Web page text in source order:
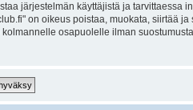
järjestelmän käyttäjistä ja tarvittaessa
on oikeus poistaa, muokata, siirtää
osapuolelle ilman